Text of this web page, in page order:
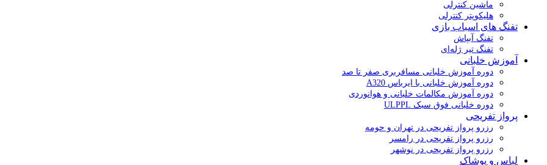
ماشین کنترلی
هلیکوپتر کنترلی
تفنگ های اسباب بازی
تفنگ آبپاش
تفنگ تیر ژله‌ای
آموزش خلبانی
دوره آموزش خلبانی مسافربری صفر تا صد
دوره آموزش خلبانی با ایرباس A320
دوره آموزش مکالمات خلبانی و هوانوردی
دوره خلبانی فوق سبک ULPPL
پرواز تفریحی
رزرو پرواز تفریحی در تهران و حومه
رزرو پرواز تفریحی در رامسر
رزرو پرواز تفریحی در نوشهر
لباس و پوشاک